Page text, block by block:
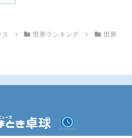
ス 世界ランキング
世界